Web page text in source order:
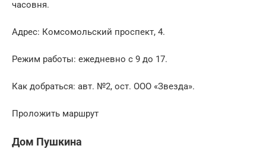
часовня.
Адрес: Комсомольский проспект, 4.
Режим работы: ежедневно с 9 до 17.
Как добраться: авт. №2, ост. ООО «Звезда».
Проложить маршрут
Дом Пушкина